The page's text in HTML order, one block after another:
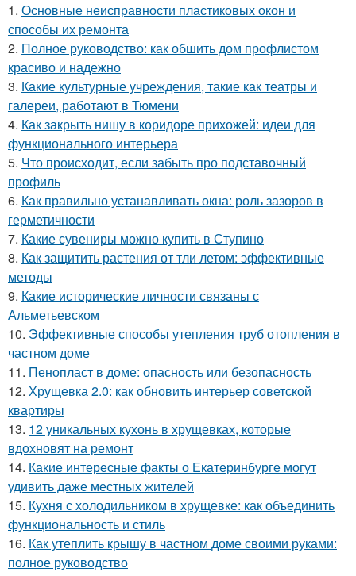
1. Основные неисправности пластиковых окон и
способы их ремонта
2. Полное руководство: как обшить дом профлистом
красиво и надежно
3. Какие культурные учреждения, такие как театры и
галереи, работают в Тюмени
4. Как закрыть нишу в коридоре прихожей: идеи для
функционального интерьера
5. Что происходит, если забыть про подставочный
профиль
6. Как правильно устанавливать окна: роль зазоров в
герметичности
7. Какие сувениры можно купить в Ступино
8. Как защитить растения от тли летом: эффективные
методы
9. Какие исторические личности связаны с
Альметьевском
10. Эффективные способы утепления труб отопления в
частном доме
11. Пенопласт в доме: опасность или безопасность
12. Хрущевка 2.0: как обновить интерьер советской
квартиры
13. 12 уникальных кухонь в хрущевках, которые
вдохновят на ремонт
14. Какие интересные факты о Екатеринбурге могут
удивить даже местных жителей
15. Кухня с холодильником в хрущевке: как объединить
функциональность и стиль
16. Как утеплить крышу в частном доме своими руками:
полное руководство